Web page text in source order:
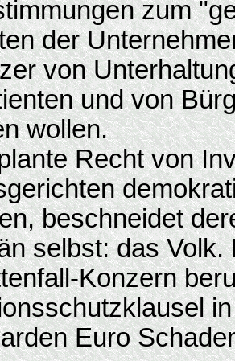
zum
der
von
und von
wollen.
Recht von
beschneidet
selbst: das
Konzern
Euro